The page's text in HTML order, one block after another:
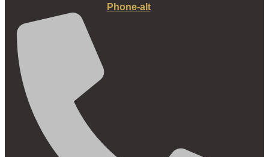
Phone-alt